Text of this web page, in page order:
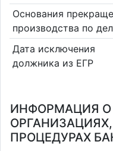
Основания
производства по
Дата исключения
должника из ЕГР
ИНФОРМАЦИЯ О
ПРОЦЕДУРАХ